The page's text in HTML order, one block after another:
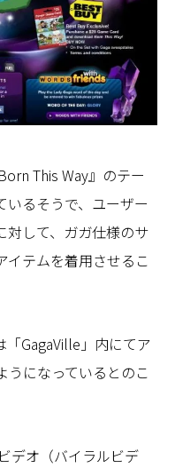
This Way』のテー
いるそうで、ユーザー
対して、ガガ仕様のサ
イテムを着用させるこ
GagaVille」内にてア
うになっているとのこ
デオ（バイラルビデ